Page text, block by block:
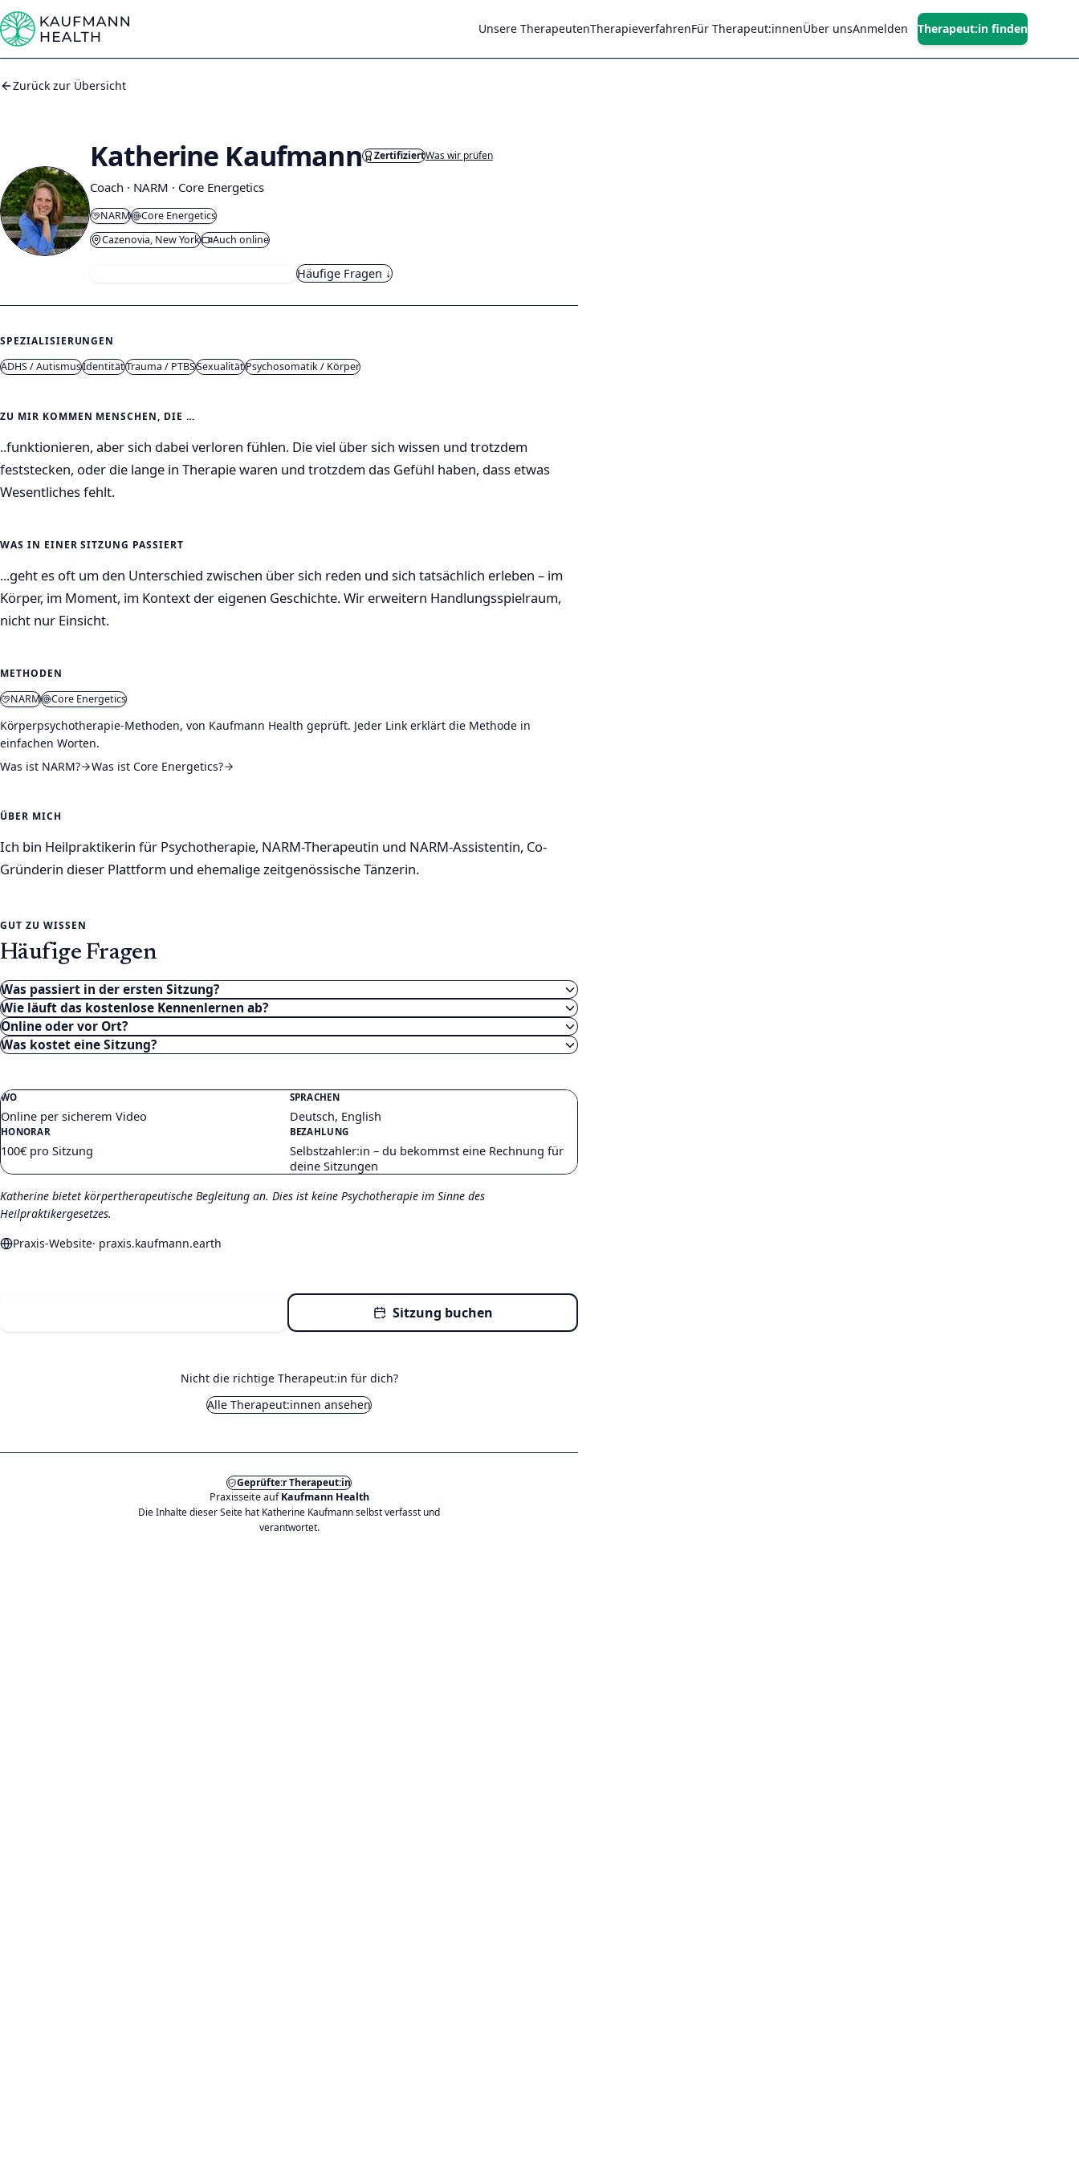
Zum Inhalt springen
Unsere TherapeutenTherapieverfahrenFür Therapeut:innenÜber unsAnmelden Therapeut:in finden
Zurück zur Übersicht
Katherine Kaufmann ZertifiziertWas wir prüfen
Coach · NARM · Core Energetics
NARM
Core Energetics
Cazenovia, New York
Auch online
Häufige Fragen ↓
SPEZIALISIERUNGEN
ADHS / AutismusIdentitätTrauma / PTBSSexualitätPsychosomatik / Körper
ZU MIR KOMMEN MENSCHEN, DIE …
..funktionieren, aber sich dabei verloren fühlen. Die viel über sich wissen und trotzdem
feststecken, oder die lange in Therapie waren und trotzdem das Gefühl haben, dass etwas
Wesentliches fehlt.
WAS IN EINER SITZUNG PASSIERT
...geht es oft um den Unterschied zwischen über sich reden und sich tatsächlich erleben – im
Körper, im Moment, im Kontext der eigenen Geschichte. Wir erweitern Handlungsspielraum,
nicht nur Einsicht.
METHODEN
NARM
Core Energetics
Körperpsychotherapie-Methoden, von Kaufmann Health geprüft. Jeder Link erklärt die Methode in
einfachen Worten.
Was ist NARM?
Was ist Core Energetics?
ÜBER MICH
Ich bin Heilpraktikerin für Psychotherapie, NARM-Therapeutin und NARM-Assistentin, Co-
Gründerin dieser Plattform und ehemalige zeitgenössische Tänzerin.
GUT ZU WISSEN
Häufige Fragen
Was passiert in der ersten Sitzung?
Wie läuft das kostenlose Kennenlernen ab?
Online oder vor Ort?
Was kostet eine Sitzung?
WO
Online per sicherem Video
SPRACHEN
Deutsch, English
HONORAR
100€ pro Sitzung
BEZAHLUNG
Selbstzahler:in – du bekommst eine Rechnung für
deine Sitzungen
Katherine bietet körpertherapeutische Begleitung an. Dies ist keine Psychotherapie im Sinne des
Heilpraktikergesetzes.
Praxis-Website· praxis.kaufmann.earth
Sitzung buchen
Nicht die richtige Therapeut:in für dich?
Alle Therapeut:innen ansehen
Geprüfte:r Therapeut:in
Praxisseite auf Kaufmann Health
Die Inhalte dieser Seite hat Katherine Kaufmann selbst verfasst und
verantwortet.